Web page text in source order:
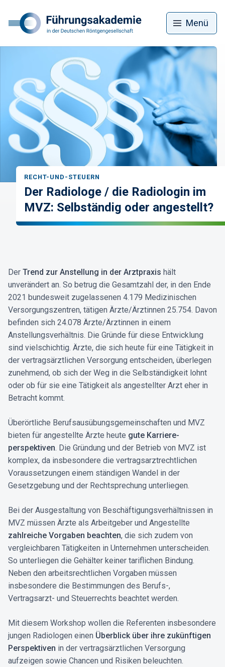
Menü
RECHT-UND-STEUERN
Der Radiologe / die Radiologin im
MVZ: Selbständig oder angestellt?
Der Trend zur Anstellung in der Arztpraxis hält
unverändert an. So betrug die Gesamtzahl der, in den Ende
2021 bundesweit zugelassenen 4.179 Medizinischen
Versorgungs­zentren, tätigen Ärzte/Ärztinnen 25.754. Davon
befinden sich 24.078 Ärzte/Ärztinnen in einem
Anstellungsverhältnis. Die Gründe für diese Entwicklung
sind vielschichtig. Ärzte, die sich heute für eine Tätigkeit in
der vertrags­ärztlichen Versorgung entscheiden, überlegen
zunehmend, ob sich der Weg in die Selbständigkeit lohnt
oder ob für sie eine Tätigkeit als angestellter Arzt eher in
Betracht kommt.
Überörtliche Berufs­ausübungs­gemeinschaften und MVZ
bieten für angestellte Ärzte heute gute Karriere­
perspektiven. Die Gründung und der Betrieb von MVZ ist
komplex, da insbesondere die vertrags­arztrechtlichen
Voraussetzungen einem ständigen Wandel in der
Gesetzgebung und der Rechtsprechung unterliegen.
Bei der Ausgestaltung von Beschäftigungs­verhältnissen in
MVZ müssen Ärzte als Arbeitgeber und Angestellte
zahlreiche Vorgaben beachten, die sich zudem von
vergleichbaren Tätigkeiten in Unternehmen unterscheiden.
So unterliegen die Gehälter keiner tariflichen Bindung.
Neben den arbeits­rechtlichen Vorgaben müssen
insbesondere die Bestimmungen des Berufs-,
Vertragsarzt- und Steuerrechts beachtet werden.
Mit diesem Workshop wollen die Referenten insbesondere
jungen Radiologen einen Überblick über ihre zukünftigen
Perspektiven in der vertragsärztlichen Versorgung
aufzeigen sowie Chancen und Risiken beleuchten.